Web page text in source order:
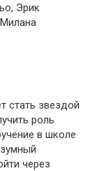
Эрик
стать звездой
роль
в школе
через